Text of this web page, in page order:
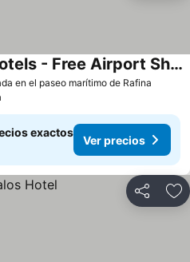
en el paseo marítimo de Rafina
Hotel Avra by Smile hotels - Free Airport Shuttle
exactos
Ver precios
Compartir